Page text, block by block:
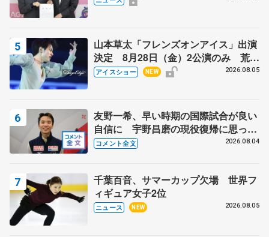
山本草太「フレンズオンアイス」出演
決定 8月28日（金）2公演のみ 荒川
静香さんプロデュース、20周年のアイ
アイスショー NEW 2026.08.05
友野一希、早い時期の国際試合が良い
自信に 宇野昌磨の現役復帰に思って
いること 【アジアンオープントロフ
コメント全文 2026.08.04
千葉百音、サマーカップ欠場 世界フ
ィギュア女子2位
ニュース NEW 2026.08.05